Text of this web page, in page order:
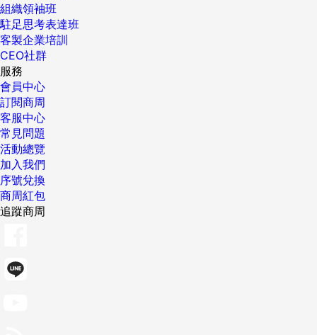
組織領袖班
駐足思考表達班
客製企業培訓
CEO社群
服務
會員中心
訂閱商周
客服中心
常見問題
活動總覽
加入我們
序號兌換
商周紅包
追蹤商周